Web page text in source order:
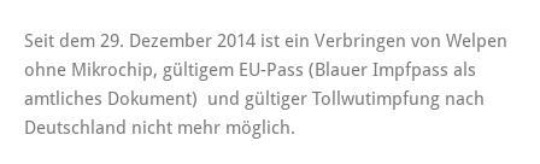
Seit dem 29. Dezember 2014 ist ein Verbringen von Welpen
ohne Mikrochip, gültigem EU-Pass (Blauer Impfpass als
amtliches Dokument) und gültiger Tollwutimpfung nach
Deutschland nicht mehr möglich.